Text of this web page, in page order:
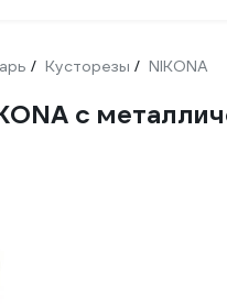
/ Кусторезы / NIKONA
с